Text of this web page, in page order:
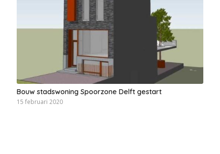
Bouw stadswoning Spoorzone Delft gestart
15 februari 2020